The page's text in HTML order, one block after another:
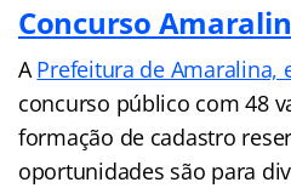
Concurso
A Prefeitura de Amaralina,
concurso público com 48
formação de cadastro
oportunidades são para